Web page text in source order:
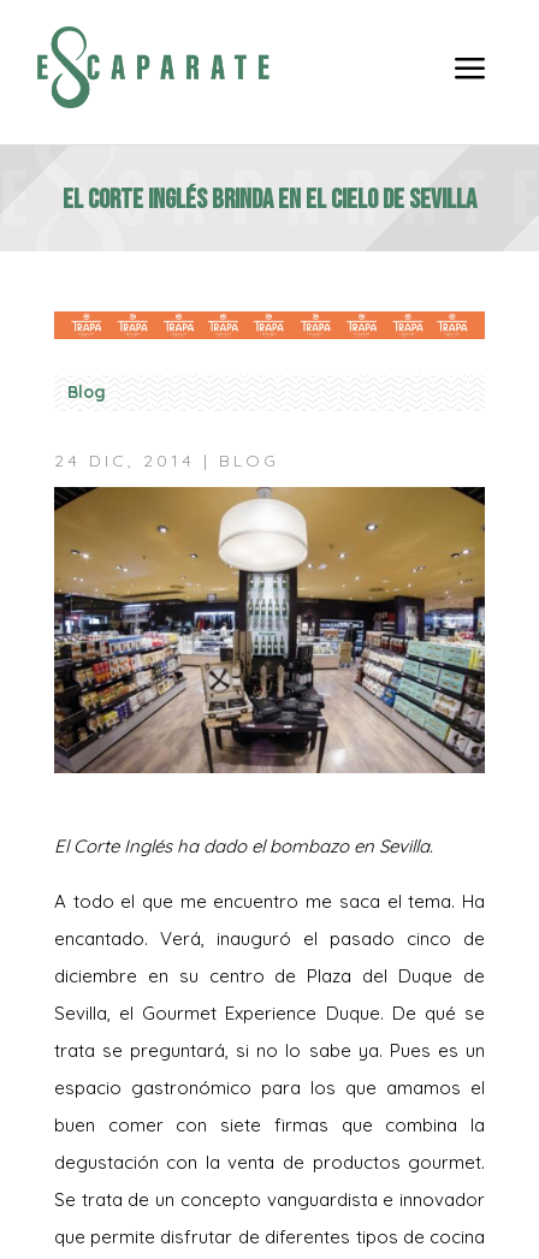
a
El Corte Inglés brinda en el cielo de Sevilla
Blog
24 DIC, 2014 | BLOG
El Corte Inglés ha dado el bombazo en Sevilla.
A todo el que me encuentro me saca el tema. Ha
encantado. Verá, inauguró el pasado cinco de
diciembre en su centro de Plaza del Duque de
Sevilla, el Gourmet Experience Duque. De qué se
trata se preguntará, si no lo sabe ya. Pues es un
espacio gastronómico para los que amamos el
buen comer con siete firmas que combina la
degustación con la venta de productos gourmet.
Se trata de un concepto vanguardista e innovador
que permite disfrutar de diferentes tipos de cocina